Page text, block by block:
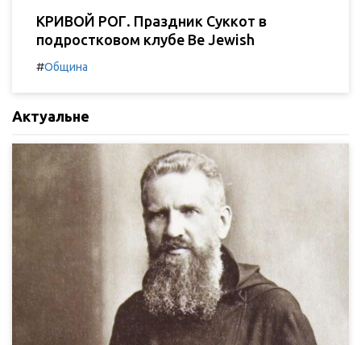
КРИВОЙ РОГ. Праздник Суккот в
подростковом клубе Be Jewish
#Община
Актуальне